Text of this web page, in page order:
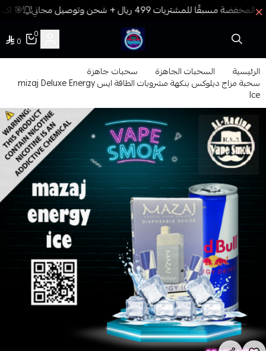
🎯
فيب المدينة
0
0
الرئيسية السحبات الجاهزة سحبات جاهزة
سحبة مزاج ديلوكس بنكهة مشروبات الطاقة ايس mizaj Deluxe Energy
Ice